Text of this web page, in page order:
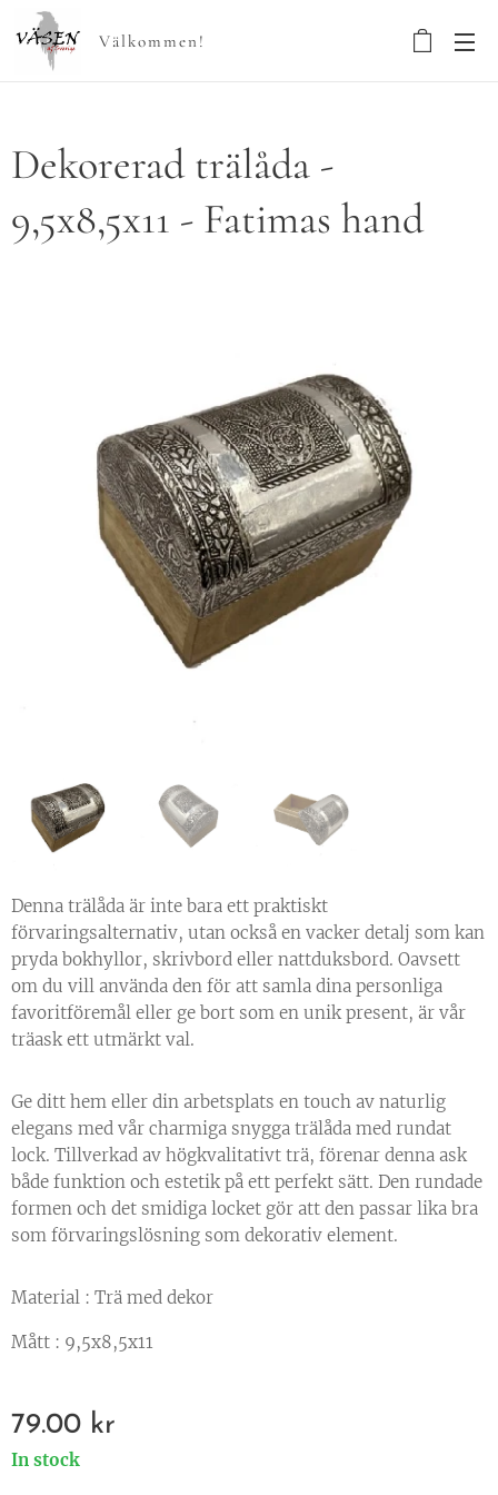
Välkommen!
Dekorerad trälåda -
9,5x8,5x11 - Fatimas hand
Denna trälåda är inte bara ett praktiskt
förvaringsalternativ, utan också en vacker detalj som kan
pryda bokhyllor, skrivbord eller nattduksbord. Oavsett
om du vill använda den för att samla dina personliga
favoritföremål eller ge bort som en unik present, är vår
träask ett utmärkt val.
Ge ditt hem eller din arbetsplats en touch av naturlig
elegans med vår charmiga snygga trälåda med rundat
lock. Tillverkad av högkvalitativt trä, förenar denna ask
både funktion och estetik på ett perfekt sätt. Den rundade
formen och det smidiga locket gör att den passar lika bra
som förvaringslösning som dekorativ element.
Material : Trä med dekor
Mått : 9,5x8,5x11
79.00 kr
In stock